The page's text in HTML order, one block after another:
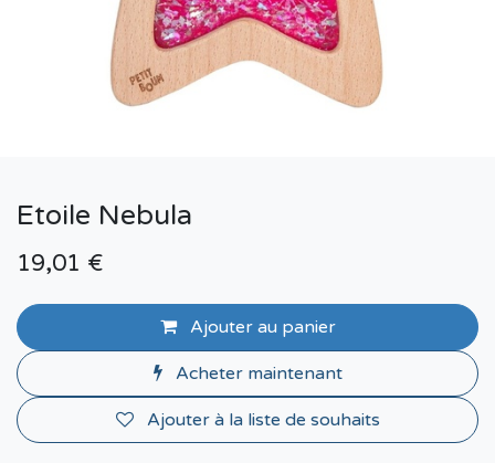
Etoile Nebula
19,01 €
Ajouter au panier
Acheter maintenant
Ajouter à la liste de souhaits